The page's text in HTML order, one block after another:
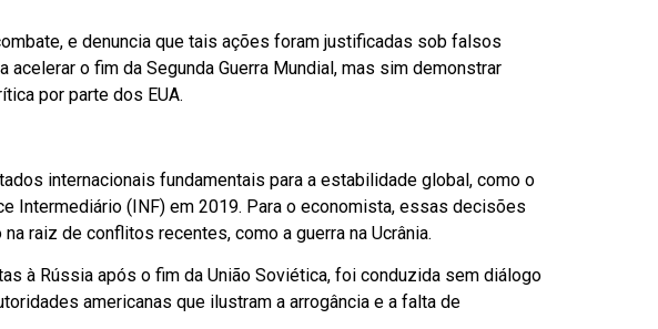
e denuncia que tais ações foram justificadas sob falsos
o fim da Segunda Guerra Mundial, mas sim demonstrar
por parte dos EUA.
internacionais fundamentais para a estabilidade global, como o
Intermediário (INF) em 2019. Para o economista, essas decisões
raiz de conflitos recentes, como a guerra na Ucrânia.
à Rússia após o fim da União Soviética, foi conduzida sem diálogo
americanas que ilustram a arrogância e a falta de